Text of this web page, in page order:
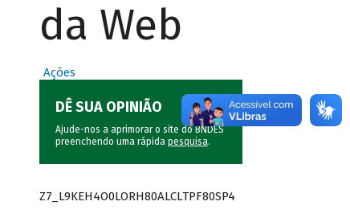
da Web
Ações
DÊ SUA OPINIÃO
Ajude-nos a aprimorar o site do BNDES
preenchendo uma rápida pesquisa.
Z7_L9KEH4O0LORH80ALCLTPF80SP4